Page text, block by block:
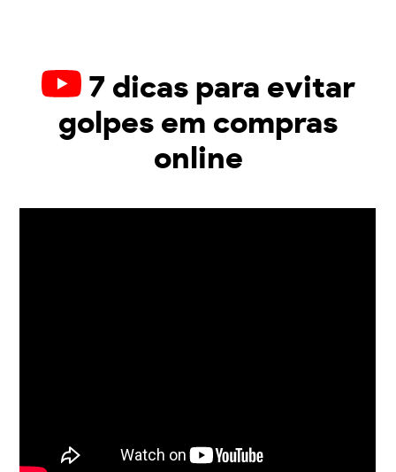
7 dicas para evitar
golpes em compras
online